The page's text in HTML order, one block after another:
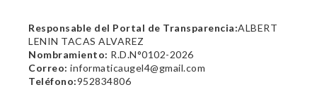
Responsable del Portal de Transparencia:ALBERT
LENIN TACAS ALVAREZ
Nombramiento: R.D.N°0102-2026
Correo: informaticaugel4@gmail.com
Teléfono:952834806